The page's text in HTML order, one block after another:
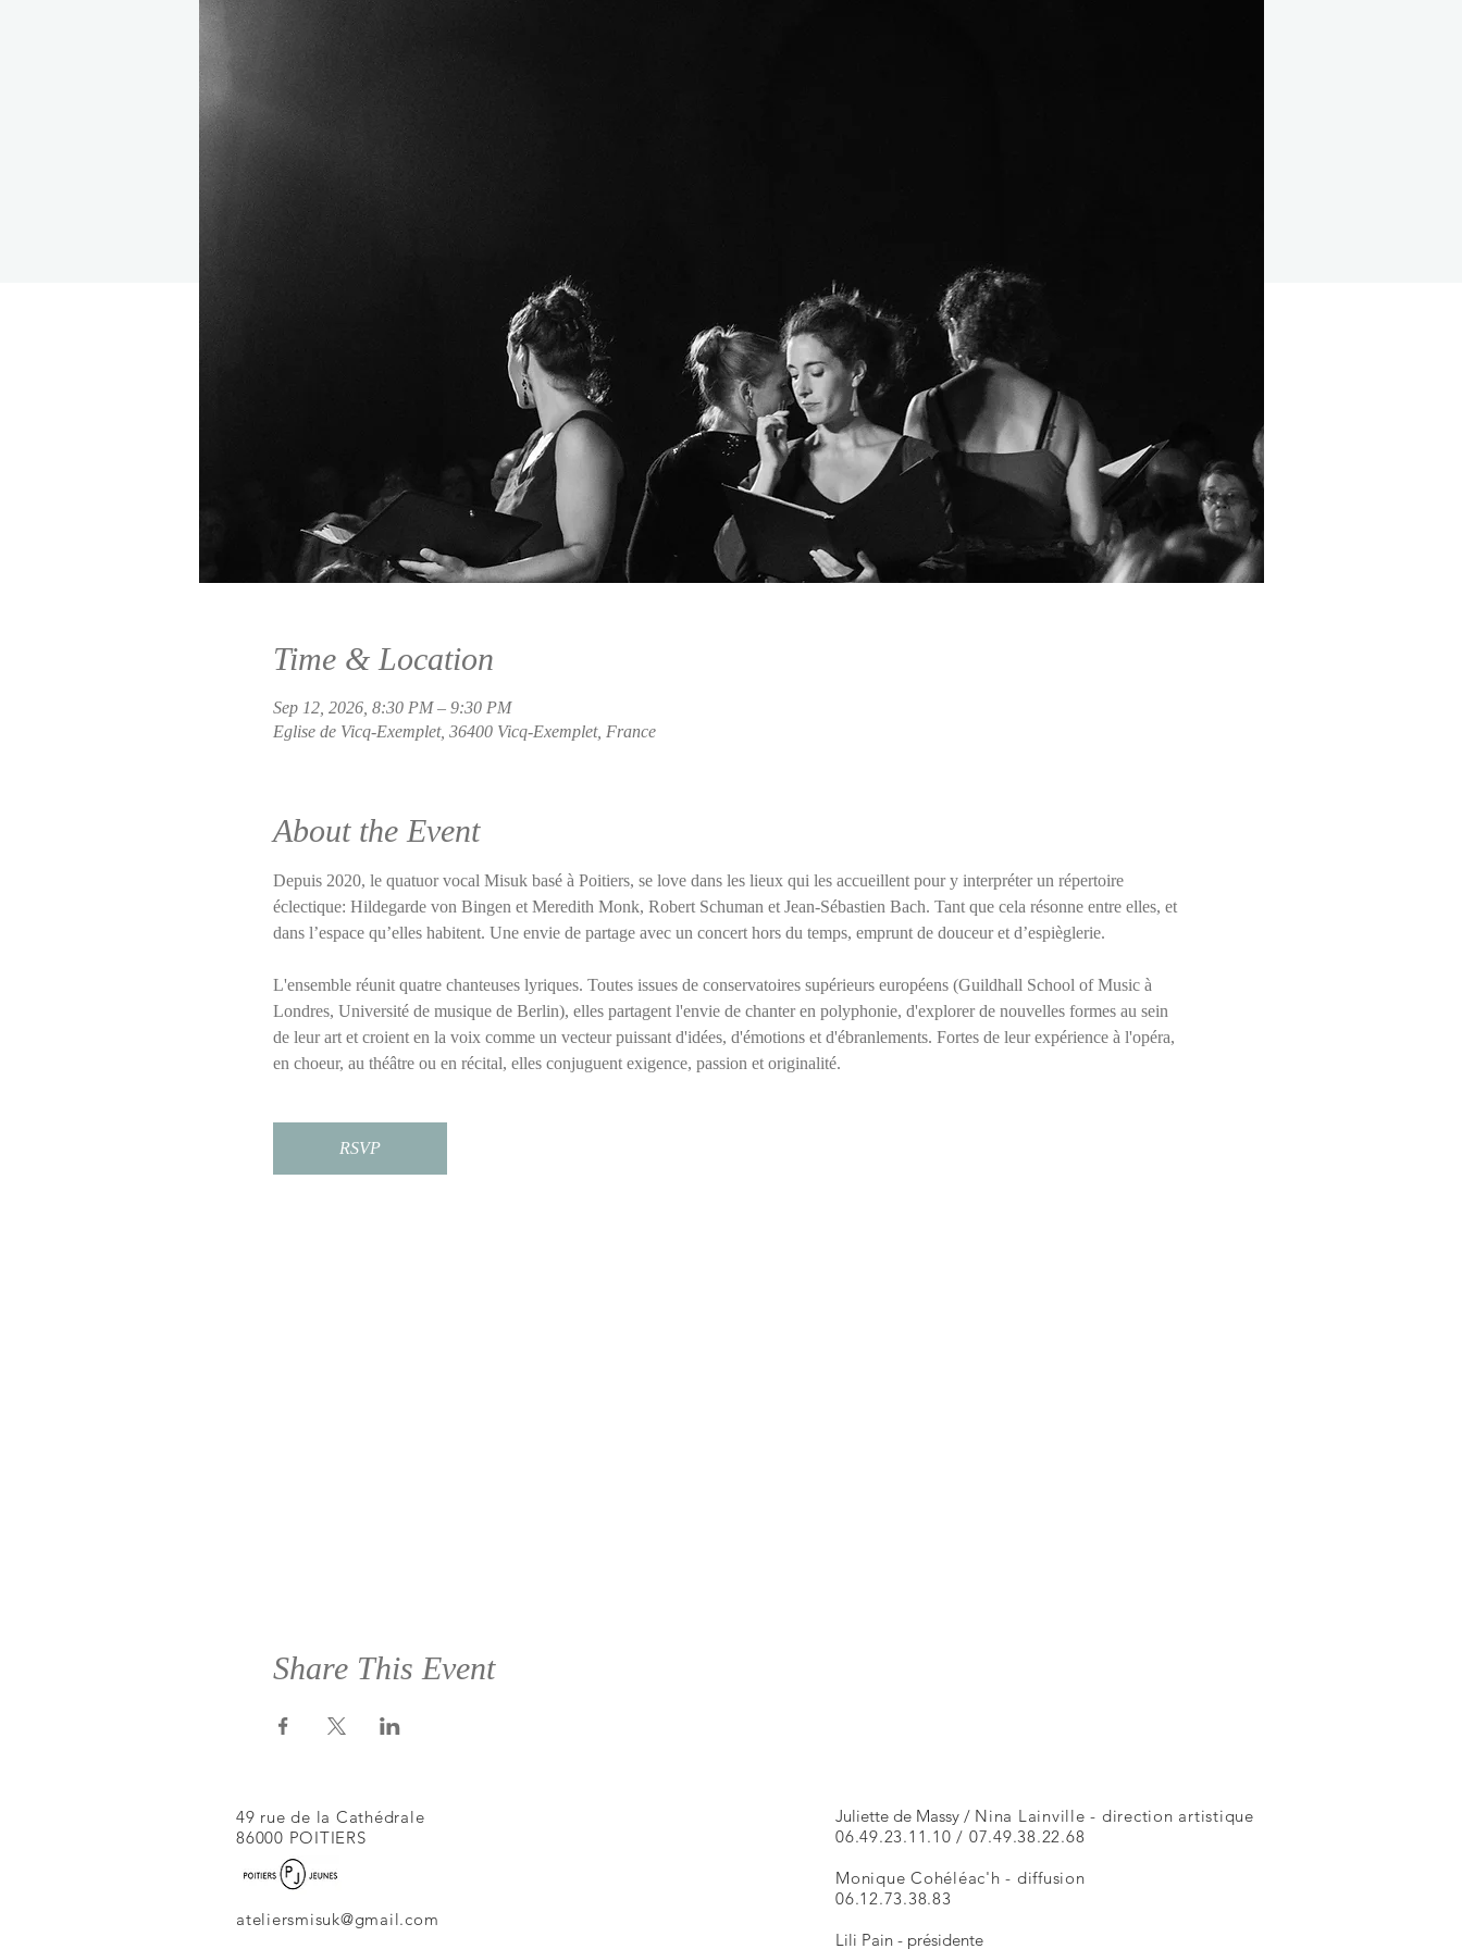
Time & Location
Sep 12, 2026, 8:30 PM – 9:30 PM
Eglise de Vicq-Exemplet, 36400 Vicq-Exemplet, France
About the Event
Depuis 2020, le quatuor vocal Misuk basé à Poitiers, se love dans les lieux qui les accueillent pour y interpréter un répertoire
éclectique: Hildegarde von Bingen et Meredith Monk, Robert Schuman et Jean-Sébastien Bach. Tant que cela résonne entre elles, et
dans l’espace qu’elles habitent. Une envie de partage avec un concert hors du temps, emprunt de douceur et d’espièglerie.
L'ensemble réunit quatre chanteuses lyriques. Toutes issues de conservatoires supérieurs européens (Guildhall School of Music à
Londres, Université de musique de Berlin), elles partagent l'envie de chanter en polyphonie, d'explorer de nouvelles formes au sein
de leur art et croient en la voix comme un vecteur puissant d'idées, d'émotions et d'ébranlements. Fortes de leur expérience à l'opéra,
en choeur, au théâtre ou en récital, elles conjuguent exigence, passion et originalité.
RSVP
Share This Event
49 rue de la Cathédrale
86000 POITIERS
ateliersmisuk@gmail.com
Juliette de Massy / Nina Lainville - direction artistique
06.49.23.11.10 / 07.49.38.22.68
Monique Cohéléac'h - diffusion
06.12.73.38.83
Lili Pain - présidente